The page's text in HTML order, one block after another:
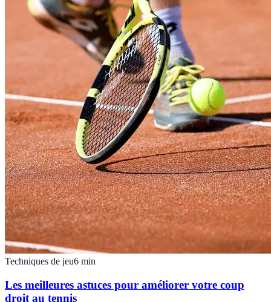
Techniques de jeu6 min
Les meilleures astuces pour améliorer votre coup
droit au tennis